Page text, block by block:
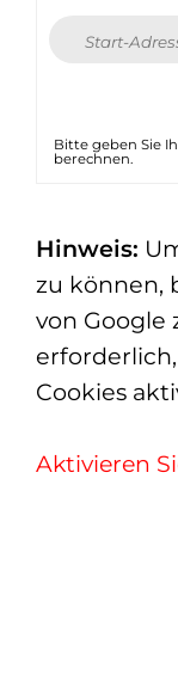
Bitte geben Sie
berechnen.
Hinweis:
zu können,
von Google
Cookies
Aktivieren